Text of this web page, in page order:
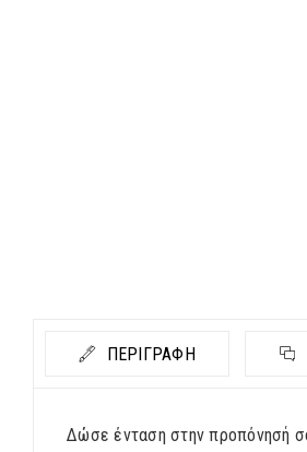
ΠΕΡΙΓΡΑΦΗ
Δώσε ένταση στην προπόνησή